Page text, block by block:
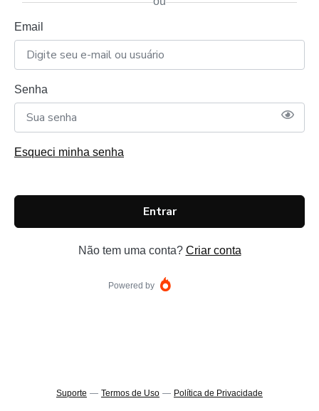
Email
Senha
Esqueci minha senha
Entrar
Não tem uma conta? Criar conta
Powered by
Suporte — Termos de Uso — Política de Privacidade